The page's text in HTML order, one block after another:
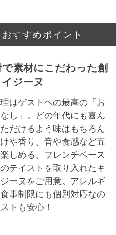
すすめポイント
素材にこだわった創
ジーヌ
はゲストへの最高の「お
し」。どの年代にも喜ん
だけるよう味はもちろん
や香り、音や食感など五
しめる、フレンチベース
テイストを取り入れたキ
ーヌをご用意。アレルギ
事制限にも個別対応なの
トも安心！